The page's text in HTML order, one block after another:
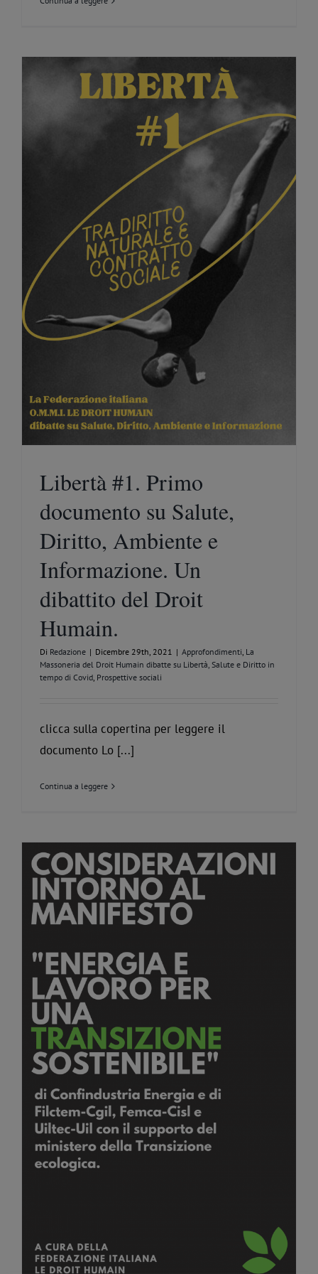
Libertà #1. Primo
documento su Salute,
Diritto, Ambiente e
Informazione. Un
dibattito del Droit
Humain.
Di Redazione | Dicembre 29th, 2021 | Approfondimenti, La
Massoneria del Droit Humain dibatte su Libertà, Salute e Diritto in
tempo di Covid, Prospettive sociali
clicca sulla copertina per leggere il
documento Lo [...]
Continua a leggere